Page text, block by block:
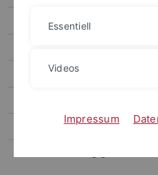
Manfred K. H. Eggert
Ernst Pernicka
Absolventen mit Promotion
Essentiell
Videos
Impressum